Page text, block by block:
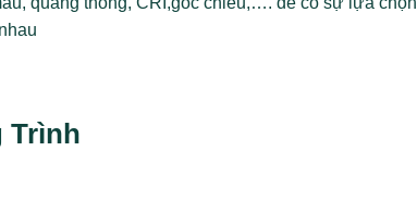
Trình